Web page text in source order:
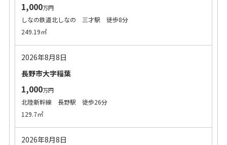
1,000万円
しなの鉄道北しなの 三才駅 徒歩8分
249.19㎡
2026年8月8日
長野市大字稲葉
1,000万円
北陸新幹線 長野駅 徒歩26分
129.7㎡
2026年8月8日